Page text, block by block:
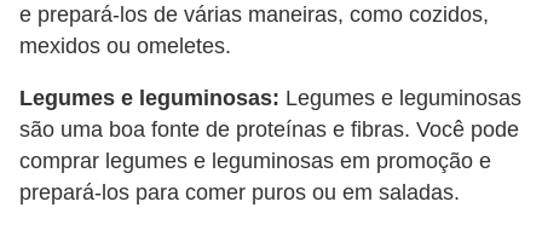
e prepará-los de várias maneiras, como cozidos,
mexidos ou omeletes.
Legumes e leguminosas: Legumes e leguminosas
são uma boa fonte de proteínas e fibras. Você pode
comprar legumes e leguminosas em promoção e
prepará-los para comer puros ou em saladas.